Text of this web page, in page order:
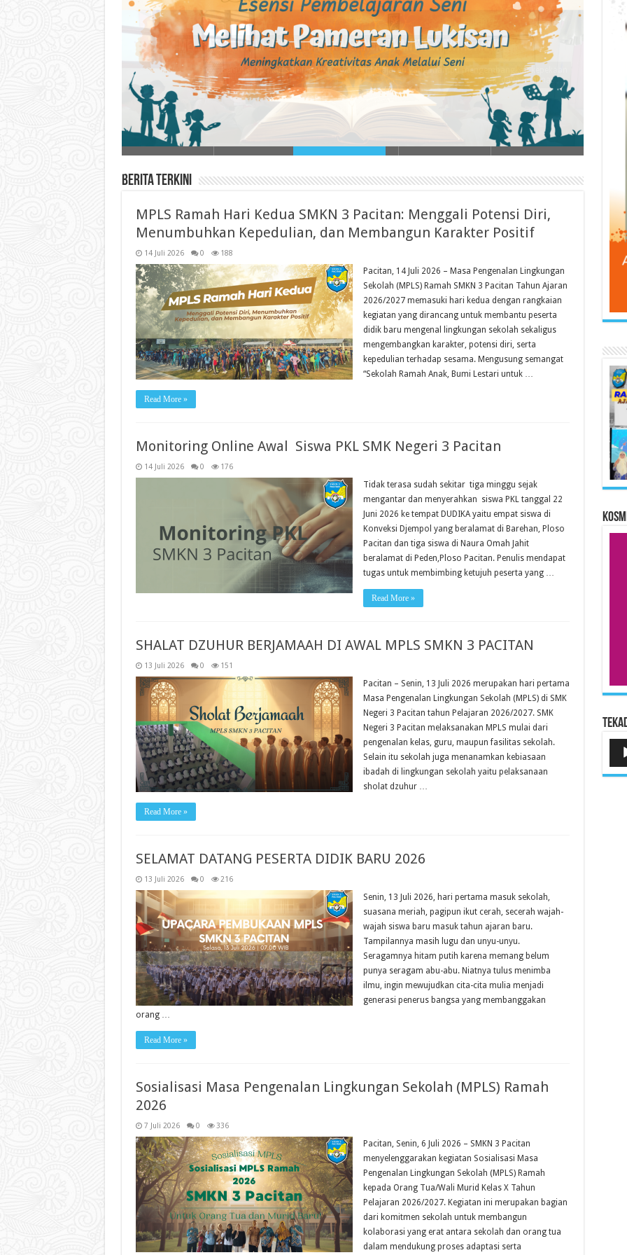
Melihat Pameran Lukisan untuk Meningkatkan Kreativitas Anak
Seni merupakan salah satu media pembelajaran yang mampu mengembangkan kepekaan
rasa, daya imajinasi,…
Berita Terkini
MPLS Ramah Hari Kedua SMKN 3 Pacitan: Menggali Potensi Diri,
Menumbuhkan Kepedulian, dan Membangun Karakter Positif
14 Juli 2026 0 188
Pacitan, 14 Juli 2026 – Masa Pengenalan Lingkungan
Sekolah (MPLS) Ramah SMKN 3 Pacitan Tahun Ajaran
2026/2027 memasuki hari kedua dengan rangkaian
kegiatan yang dirancang untuk membantu peserta
didik baru mengenal lingkungan sekolah sekaligus
mengembangkan karakter, potensi diri, serta
kepedulian terhadap sesama. Mengusung semangat
“Sekolah Ramah Anak, Bumi Lestari untuk …
Read More »
Monitoring Online Awal Siswa PKL SMK Negeri 3 Pacitan
14 Juli 2026 0 176
Tidak terasa sudah sekitar tiga minggu sejak
mengantar dan menyerahkan siswa PKL tanggal 22
Juni 2026 ke tempat DUDIKA yaitu empat siswa di
Konveksi Djempol yang beralamat di Barehan, Ploso
Pacitan dan tiga siswa di Naura Omah Jahit
beralamat di Peden,Ploso Pacitan. Penulis mendapat
tugas untuk membimbing ketujuh peserta yang …
Read More »
SHALAT DZUHUR BERJAMAAH DI AWAL MPLS SMKN 3 PACITAN
13 Juli 2026 0 151
Pacitan – Senin, 13 Juli 2026 merupakan hari pertama
Masa Pengenalan Lingkungan Sekolah (MPLS) di SMK
Negeri 3 Pacitan tahun Pelajaran 2026/2027. SMK
Negeri 3 Pacitan melaksanakan MPLS mulai dari
pengenalan kelas, guru, maupun fasilitas sekolah.
Selain itu sekolah juga menanamkan kebiasaan
ibadah di lingkungan sekolah yaitu pelaksanaan
sholat dzuhur …
Read More »
SELAMAT DATANG PESERTA DIDIK BARU 2026
13 Juli 2026 0 216
Senin, 13 Juli 2026, hari pertama masuk sekolah,
suasana meriah, pagipun ikut cerah, secerah wajah-
wajah siswa baru masuk tahun ajaran baru.
Tampilannya masih lugu dan unyu-unyu.
Seragamnya hitam putih karena memang belum
punya seragam abu-abu. Niatnya tulus menimba
ilmu, ingin mewujudkan cita-cita mulia menjadi
generasi penerus bangsa yang membanggakan
orang …
Read More »
Sosialisasi Masa Pengenalan Lingkungan Sekolah (MPLS) Ramah
2026
7 Juli 2026 0 336
Pacitan, Senin, 6 Juli 2026 – SMKN 3 Pacitan
menyelenggarakan kegiatan Sosialisasi Masa
Pengenalan Lingkungan Sekolah (MPLS) Ramah
kepada Orang Tua/Wali Murid Kelas X Tahun
Pelajaran 2026/2027. Kegiatan ini merupakan bagian
dari komitmen sekolah untuk membangun
kolaborasi yang erat antara sekolah dan orang tua
dalam mendukung proses adaptasi serta